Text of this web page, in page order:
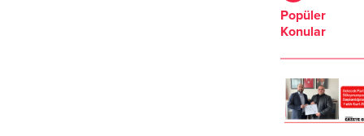
Başkanı Volkan Nallar, sahilde
biriken yosunların kötü koku
taleplerini yerine getirmek için
harekete geçtiklerini belirtti. Alkaya
Değirmenaltı yolunun birleştiği
Popüler
Konular